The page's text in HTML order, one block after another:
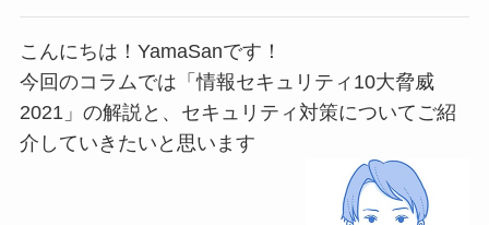
こんにちは！YamaSanです！
今回のコラムでは「情報セキュリティ10大脅威
2021」の解説と、セキュリティ対策についてご紹
介していきたいと思います